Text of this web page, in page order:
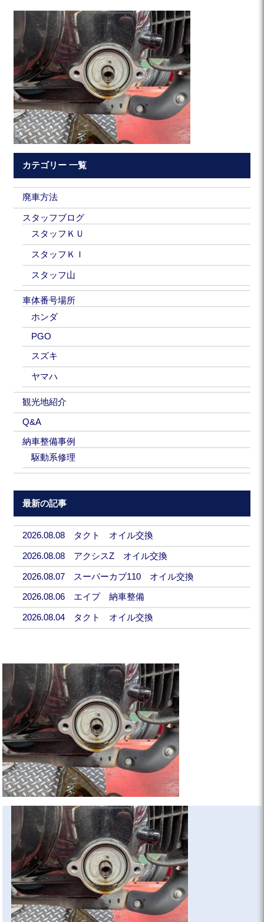
カテゴリー 一覧
廃車方法
スタッフブログ
スタッフＫＵ
スタッフＫＩ
スタッフ山
車体番号場所
ホンダ
PGO
スズキ
ヤマハ
観光地紹介
Q&A
納車整備事例
駆動系修理
最新の記事
2026.08.08 タクト オイル交換
2026.08.08 アクシスZ オイル交換
2026.08.07 スーパーカブ110 オイル交換
2026.08.06 エイプ 納車整備
2026.08.04 タクト オイル交換